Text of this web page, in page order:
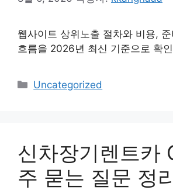
웹사이트 상위노출 절차와 비용,
흐름을 2026년 최신 기준으로 확
카
Uncategorized
신차장기렌트카
주 묻는 질문 정